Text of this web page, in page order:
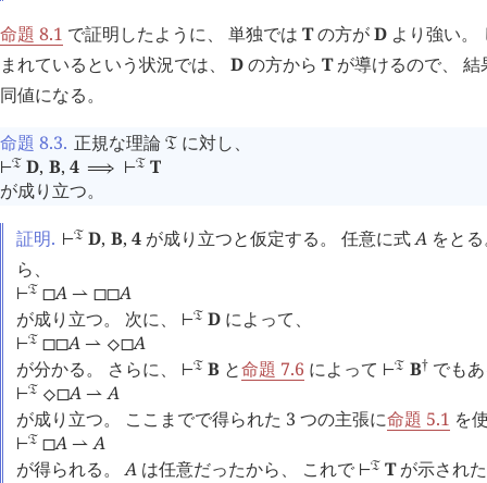
命題 8.1 で証明したように、 単独では Tの方がD より強い。
まれているという状況では、 Dの方から Tが導けるので、
同値になる。
命題 8.3. 正規な理論 󱁑 に対し、
⊢󱁑 D, B, 4 ⟹ ⊢󱁑 T
が成り立つ。
証明. ⊢󱁑 D, B, 4 が成り立つと仮定する。 任意に式A をと
ら、
⊢󱁑 ◻A ⇀ ◻◻A
が成り立つ。 次に、
⊢󱁑 D によって、
⊢󱁑 ◻◻A ⇀ ⬦◻A
が分かる。 さらに、
⊢󱁑 B と命題 7.6 によって ⊢󱁑 B†でも
⊢󱁑 ⬦◻A ⇀ A
が成り立つ。 ここまでで得られた 3 つの主張に命題 5.1 を
⊢󱁑 ◻A ⇀ A
が得られる。A は任意だったから、 これで ⊢󱁑 Tが示され